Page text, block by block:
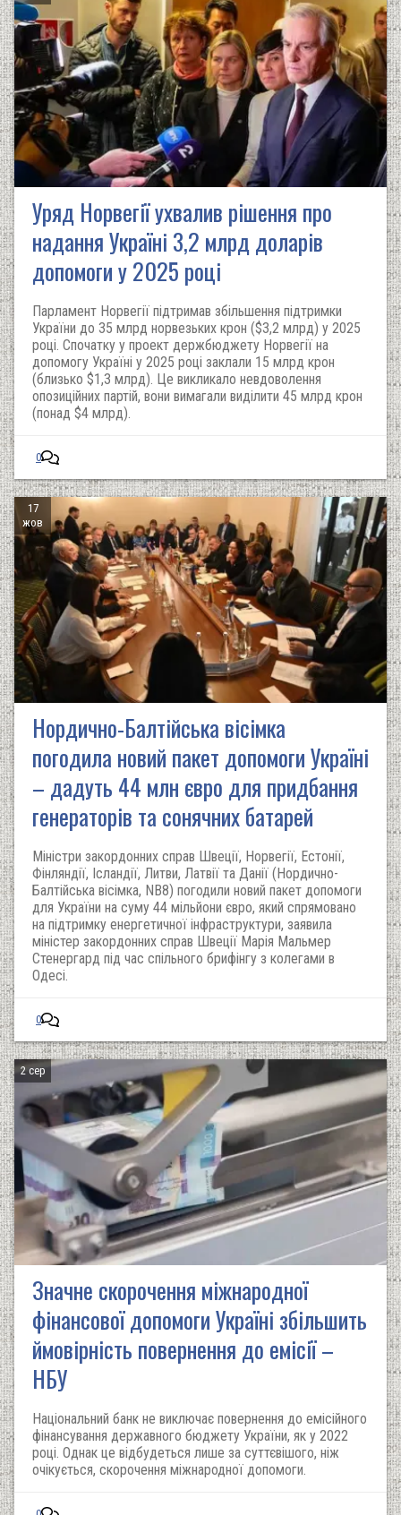
Уряд Норвегії ухвалив рішення про
надання Україні 3,2 млрд доларів
допомоги у 2025 році
Парламент Норвегії підтримав збільшення підтримки
України до 35 млрд норвезьких крон ($3,2 млрд) у 2025
році. Спочатку у проект держбюджету Норвегії на
допомогу Україні у 2025 році заклали 15 млрд крон
(близько $1,3 млрд). Це викликало невдоволення
опозиційних партій, вони вимагали виділити 45 млрд крон
(понад $4 млрд).
0
17
жов
Нордично-Балтійська вісімка
погодила новий пакет допомоги Україні
– дадуть 44 млн євро для придбання
генераторів та сонячних батарей
Міністри закордонних справ Швеції, Норвегії, Естонії,
Фінляндії, Ісландії, Литви, Латвії та Данії (Нордично-
Балтійська вісімка, NB8) погодили новий пакет допомоги
для України на суму 44 мільйони євро, який спрямовано
на підтримку енергетичної інфраструктури, заявила
міністер закордонних справ Швеції Марія Мальмер
Стенергард під час спільного брифінгу з колегами в
Одесі.
0
2 сер
Значне скорочення міжнародної
фінансової допомоги Україні збільшить
ймовірність повернення до емісії –
НБУ
Національний банк не виключає повернення до емісійного
фінансування державного бюджету України, як у 2022
році. Однак це відбудеться лише за суттєвішого, ніж
очікується, скорочення міжнародної допомоги.